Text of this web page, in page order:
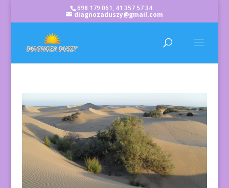
698 179 061, 41 357 57 34
diagnozaduszy@gmail.com